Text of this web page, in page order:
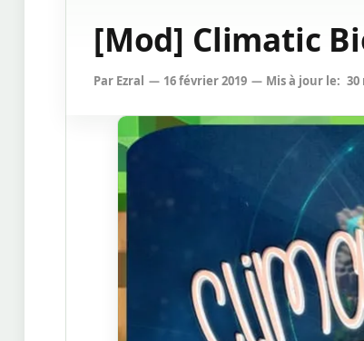
[Mod] Climatic
Par Ezral 16 février 2019 Mis à jour le: 30